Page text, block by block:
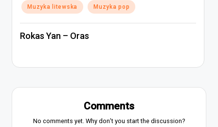
Posted
in
Muzyka litewska Muzyka pop
Rokas Yan – Oras
Comments
No comments yet. Why don’t you start the discussion?